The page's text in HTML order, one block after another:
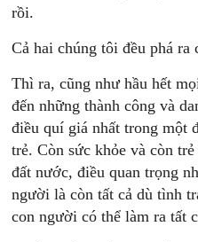
rồi.
Cả hai chúng tôi đều phá ra
Thì ra, cũng như hầu hết
đến những thành công và
điều quí giá nhất trong một
trẻ. Còn sức khỏe và còn
đất nước, điều quan trọng
người là còn tất cả dù tình
con người có thể làm ra tất